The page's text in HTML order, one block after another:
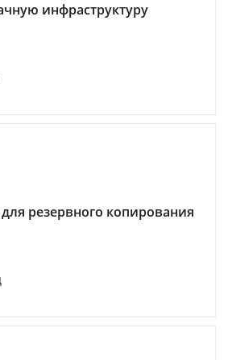
инфраструктуру
резервного копирования